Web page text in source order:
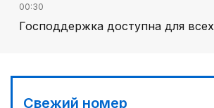
00:30
Господдержка доступна для всех
Свежий номер